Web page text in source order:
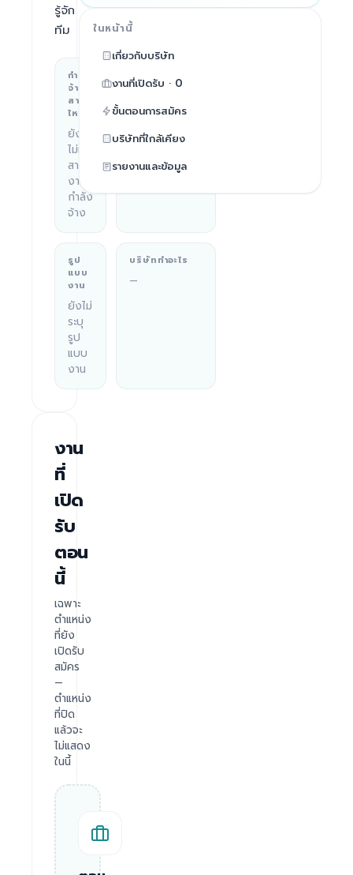
รู้จัก
ทีม
กำลัง
จ้าง
สาย
ไหน
ยัง
ไม่มี
สาย
งานที่
กำลัง
จ้าง
สถานที่ทำงาน
รูป
แบบ
งาน
ยังไม่
ระบุ
รูป
แบบ
งาน
บริษัททำอะไร
—
งาน
ที่
เปิด
รับ
ตอน
นี้
เฉพาะ
ตำแหน่ง
ที่ยัง
เปิดรับ
สมัคร
—
ตำแหน่ง
ที่ปิด
แล้วจะ
ไม่แสดง
ในนี้
ในหน้านี้
เกี่ยวกับบริษัท
งานที่เปิดรับ · 0
ขั้นตอนการสมัคร
บริษัทที่ใกล้เคียง
รายงานและข้อมูล